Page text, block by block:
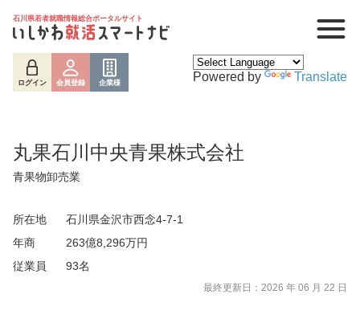
石川県若者就職情報総合ポータルサイト
ログイン 会員登録 企業様 Powered by Translate
丸果石川中央青果株式会社
青果物卸売業
所在地
石川県金沢市西念4-7-1
年商
263億8,296万円
従業員
93名
最終更新日：2026 年 06 月 22 日